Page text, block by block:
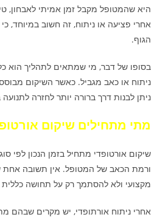
היא שהמטופל מקבל זמן אמיתי לאבחון,
אחרי פציעה או ניתוח, זה חשוב במיוחד,
הגוף.
בסופו של דבר, מי שמתאים לתהליך הוא
ניתוח או כאב מגביל. כאשר השיקום
ניתן לבנות דרך ברורה יותר לחזרה
מתי מתחילים שיקום
שיקום אורטופדי מתחיל בזמן הנכון לפי
ורמת הכאב של המטופל. אין תשובה אחת
מקצועי ולא להסתמך רק על תחושה
אחרי ניתוח אורתופדי, יש מקרים שבהם